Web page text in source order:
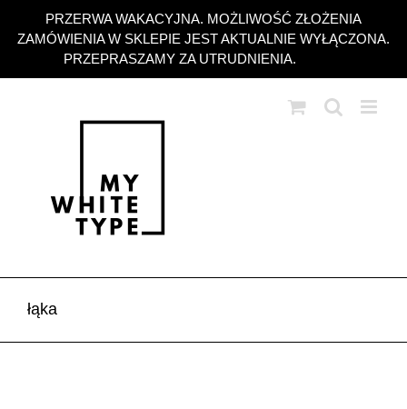
PRZERWA WAKACYJNA. MOŻLIWOŚĆ ZŁOŻENIA
ZAMÓWIENIA W SKLEPIE JEST AKTUALNIE WYŁĄCZONA.
PRZEPRASZAMY ZA UTRUDNIENIA.
zawartości
łąka